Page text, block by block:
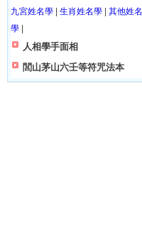
九宮姓名學 生肖姓名學
其他姓名
學
人相學手面相
閭山茅山六壬等符咒法本